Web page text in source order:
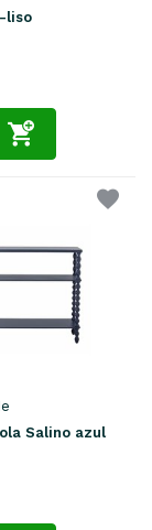
liso
Salino azul